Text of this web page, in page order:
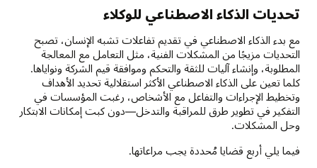
تحديات الذكاء الاصطناعي للوكلاء
مع بدء الذكاء الاصطناعي في تقديم تفاعلات تشبه الإنسان، تصبح
التحديات مزيجًا من المشكلات الفنية، مثل التعامل مع المعالجة
المطلوبة، وإنشاء آليات للثقة والتحكم وموافقة قيم الشركة ونواياها.
كلما تعين على الذكاء الاصطناعي الأكثر استقلالية تحديد الأهداف
وتخطيط الإجراءات والتفاعل مع الأشخاص، رغبت المؤسسات في
التفكير في تطوير طرق للمراقبة والتدخل—دون كبت إمكانات الابتكار
وحل المشكلات.
فيما يلي أربع قضايا مُحددة يجب مراعاتها.